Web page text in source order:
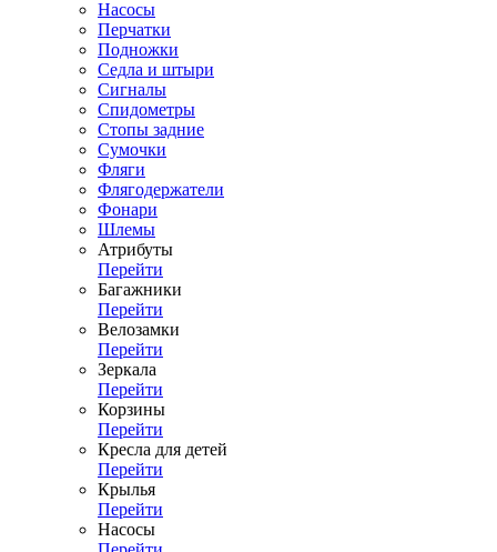
Насосы
Перчатки
Подножки
Седла и штыри
Сигналы
Спидометры
Стопы задние
Сумочки
Фляги
Флягодержатели
Фонари
Шлемы
Атрибуты
Перейти
Багажники
Перейти
Велозамки
Перейти
Зеркала
Перейти
Корзины
Перейти
Кресла для детей
Перейти
Крылья
Перейти
Насосы